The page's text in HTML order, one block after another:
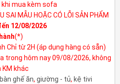
khi mua kèm sofa
SAI MẪU HOẶC CÓ LỖI SẢN PHẨM
12/08/2026
(*)
Chỉ từ 2H (áp dụng hàng có sẵn)
trong hôm nay 09/08/2026, không
khác
bàn ghế ăn, giường - tủ, kệ tivi